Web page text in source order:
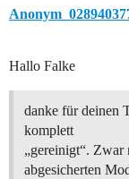
Hallo Falke
danke für deinen
komplett
„gereinigt“. Zwar
abgesicherten